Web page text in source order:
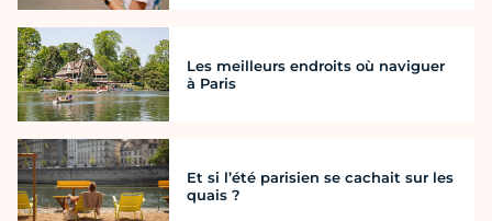
Les meilleurs endroits où naviguer
à Paris
Et si l’été parisien se cachait sur les
quais ?